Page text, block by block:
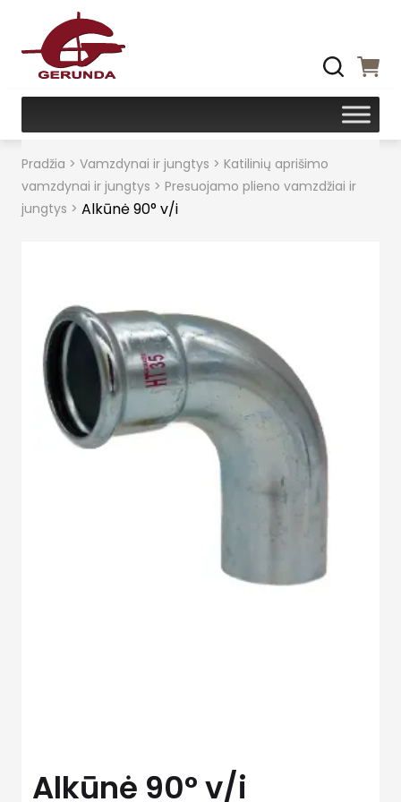
Pradžia > Vamzdynai ir jungtys > Katilinių aprišimo
vamzdynai ir jungtys > Presuojamo plieno vamzdžiai ir
jungtys > Alkūnė 90° v/i
Alkūnė 90° v/i